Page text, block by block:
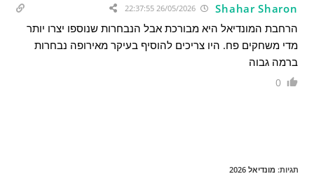
Shahar Sharon
הרחבת המונדיאל היא מבורכת אבל הנבחרות שנוספו יצרו יותר
מדי משחקים פח. היו צריכים להוסיף בעיקר מאירופה נבחרות
ברמה גבוה
0
תגיות: מונדיאל 2026